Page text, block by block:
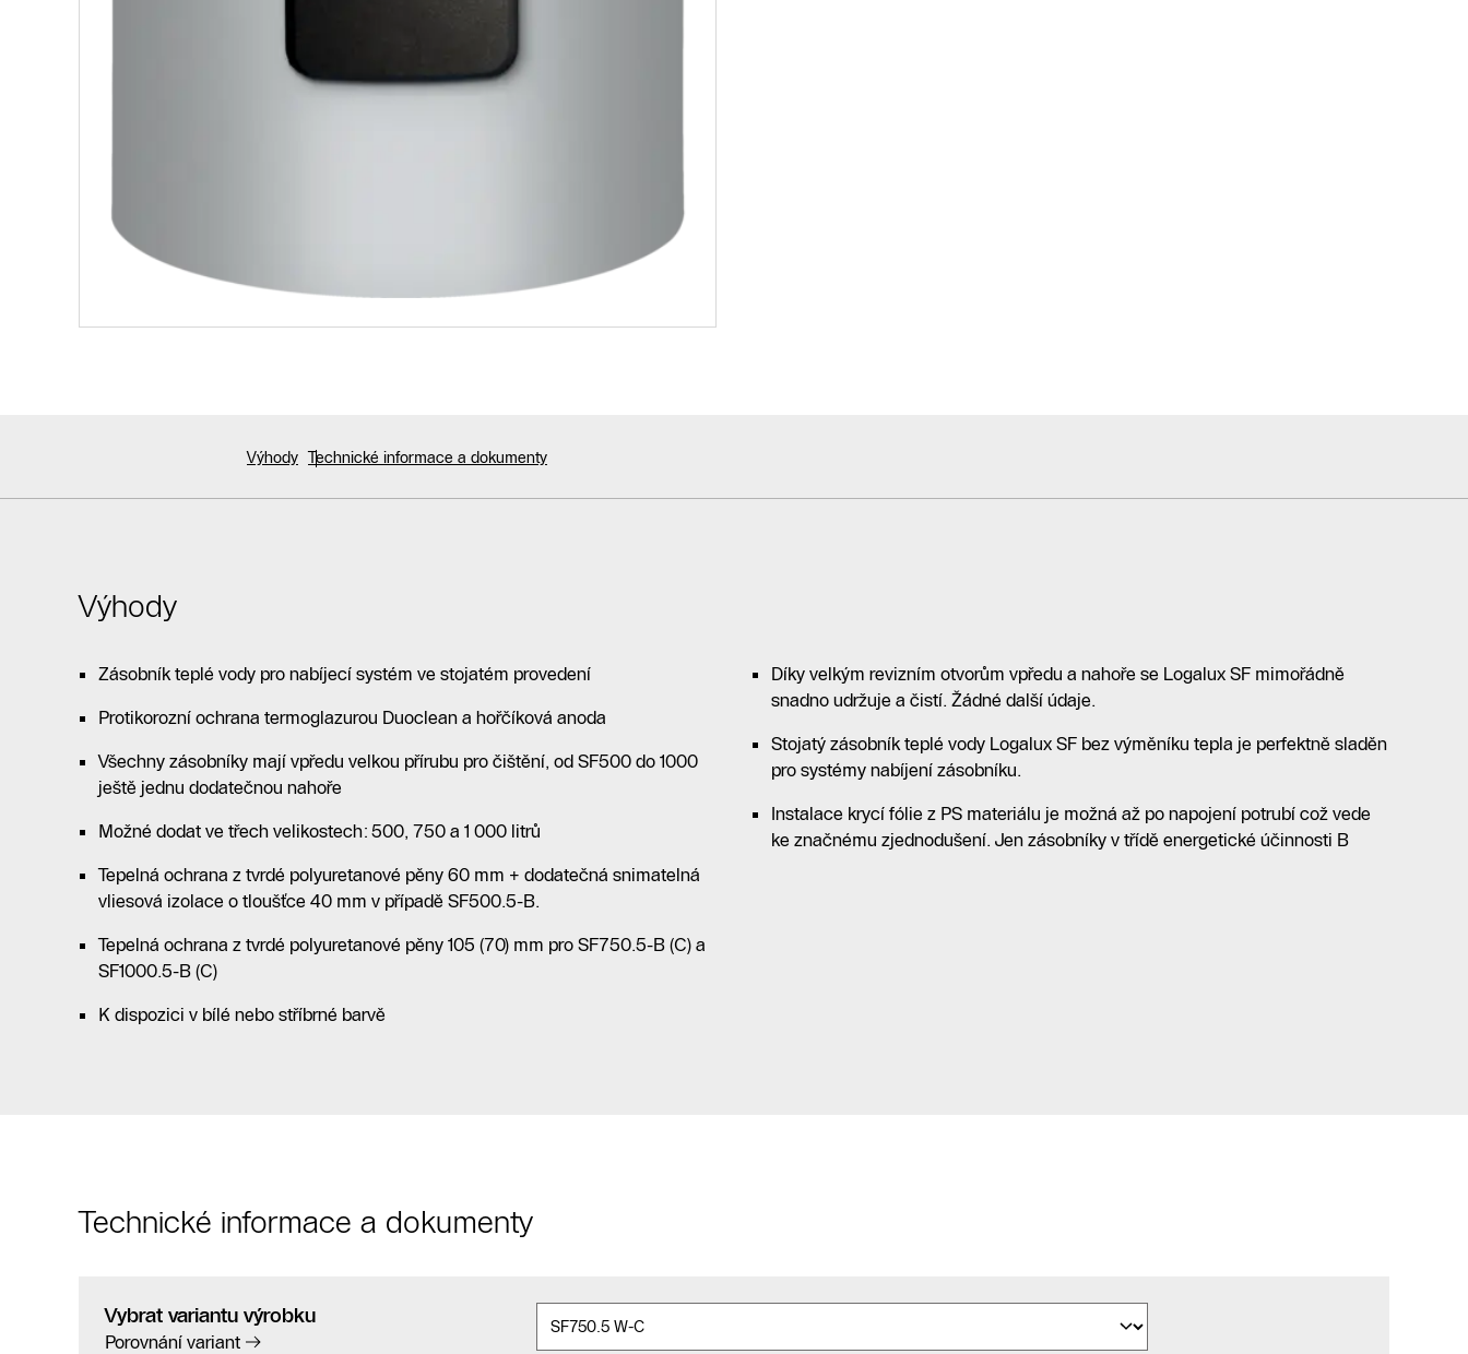
Výhody Technické informace a dokumenty
Výhody
Zásobník teplé vody pro nabíjecí systém ve stojatém provedení
Protikorozní ochrana termoglazurou Duoclean a hořčíková anoda
Všechny zásobníky mají vpředu velkou přírubu pro čištění, od SF500 do 1000
ještě jednu dodatečnou nahoře
Možné dodat ve třech velikostech: 500, 750 a 1 000 litrů
Tepelná ochrana z tvrdé polyuretanové pěny 60 mm + dodatečná snimatelná
vliesová izolace o tloušťce 40 mm v případě SF500.5-B.
Tepelná ochrana z tvrdé polyuretanové pěny 105 (70) mm pro SF750.5-B (C) a
SF1000.5-B (C)
K dispozici v bílé nebo stříbrné barvě
Díky velkým revizním otvorům vpředu a nahoře se Logalux SF mimořádně
snadno udržuje a čistí. Žádné další údaje.
Stojatý zásobník teplé vody Logalux SF bez výměníku tepla je perfektně sladěn
pro systémy nabíjení zásobníku.
Instalace krycí fólie z PS materiálu je možná až po napojení potrubí což vede
ke značnému zjednodušení. Jen zásobníky v třídě energetické účinnosti B
Technické informace a dokumenty
Vybrat variantu výrobku
Porovnání variant